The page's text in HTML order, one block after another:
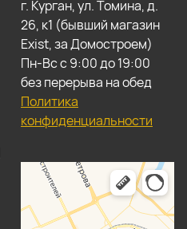
г. Курган, ул. Томина, д.
26, к1 (бывший магазин
Exist, за Домостроем)
Пн-Вс с 9:00 до 19:00
без перерыва на обед
Политика
конфиденциальности